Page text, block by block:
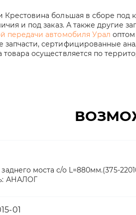
Крестовина большая в сборе под
и под заказ. А также другие
передачи автомобиля Урал
сертифицированные
товара осуществляется по
моста с/о L=880мм.(375-
АНАЛОГ
01